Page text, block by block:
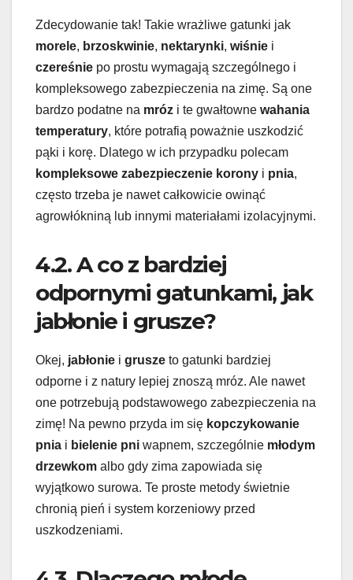
Zdecydowanie tak! Takie wrażliwe gatunki jak
morele, brzoskwinie, nektarynki, wiśnie i
czereśnie po prostu wymagają szczególnego i
kompleksowego zabezpieczenia na zimę. Są one
bardzo podatne na mróz i te gwałtowne wahania
temperatury, które potrafią poważnie uszkodzić
pąki i korę. Dlatego w ich przypadku polecam
kompleksowe zabezpieczenie korony i pnia,
często trzeba je nawet całkowicie owinąć
agrowłókniną lub innymi materiałami izolacyjnymi.
4.2. A co z bardziej
odpornymi gatunkami, jak
jabłonie i grusze?
Okej, jabłonie i grusze to gatunki bardziej
odporne i z natury lepiej znoszą mróz. Ale nawet
one potrzebują podstawowego zabezpieczenia na
zimę! Na pewno przyda im się kopczykowanie
pnia i bielenie pni wapnem, szczególnie młodym
drzewkom albo gdy zima zapowiada się
wyjątkowo surowa. Te proste metody świetnie
chronią pień i system korzeniowy przed
uszkodzeniami.